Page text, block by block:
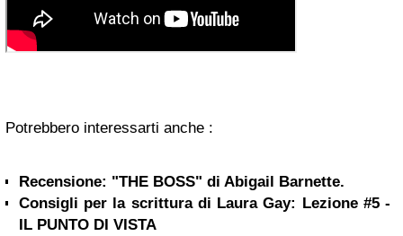
Potrebbero interessarti anche :
Recensione: "THE BOSS" di Abigail Barnette.
Consigli per la scrittura di Laura Gay: Lezione #5 -
IL PUNTO DI VISTA